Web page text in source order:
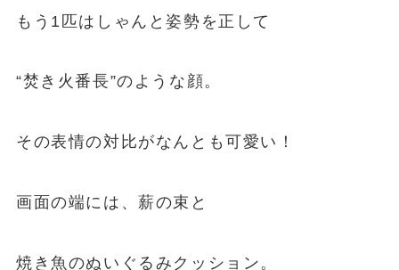
もう1匹はしゃんと姿勢を正して
“焚き火番長”のような顔。
その表情の対比がなんとも可愛い！
画面の端には、薪の束と
焼き魚のぬいぐるみクッション。